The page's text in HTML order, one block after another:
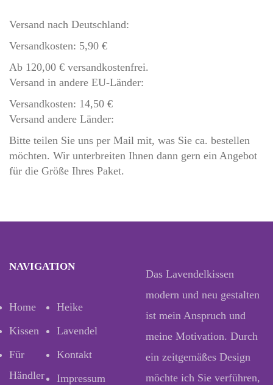
Versand nach Deutschland:
Versandkosten: 5,90 €
Ab 120,00 € versandkostenfrei.
Versand in andere EU-Länder:
Versandkosten: 14,50 €
Versand andere Länder:
Bitte teilen Sie uns per Mail mit, was Sie ca. bestellen
möchten. Wir unterbreiten Ihnen dann gern ein Angebot
für die Größe Ihres Paket.
NAVIGATION
Home
Heike
Kissen
Lavendel
Für
Händler
Kontakt
Impressum
Das Lavendelkissen
modern und neu gestalten
ist mein Anspruch und
meine Motivation. Durch
ein zeitgemäßes Design
möchte ich Sie verführen,